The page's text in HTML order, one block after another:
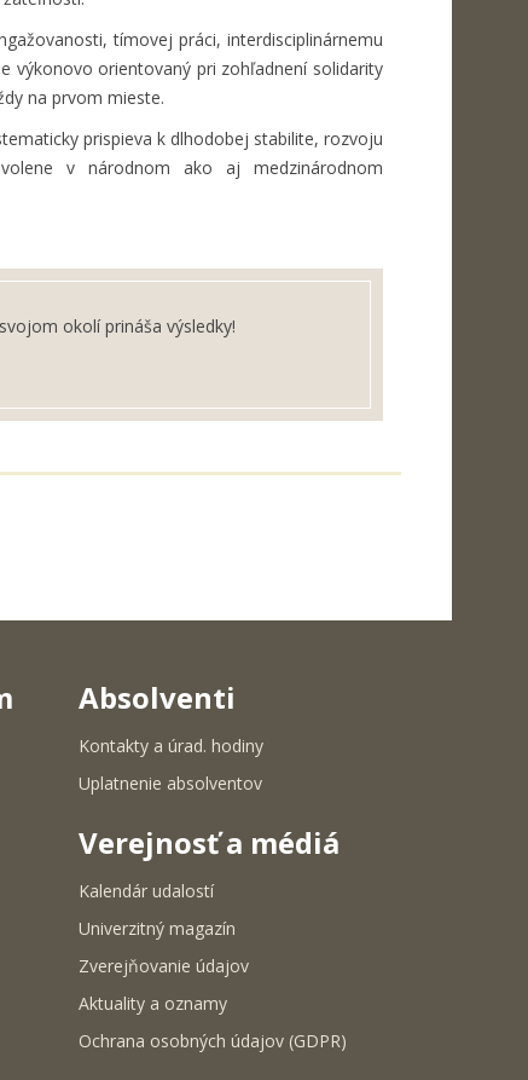
tímovej práci, interdisciplinárnemu
výkonovo orientovaný pri zohľadnení solidarity
na prvom mieste.
prispieva k dlhodobej stabilite, rozvoju
v národnom ako aj medzinárodnom
okolí prináša výsledky!
Absolventi
Kontakty a úrad. hodiny
Uplatnenie absolventov
Verejnosť a médiá
Kalendár udalostí
Univerzitný magazín
Zverejňovanie údajov
Aktuality a oznamy
Ochrana osobných údajov (GDPR)